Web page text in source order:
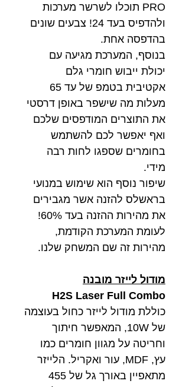
PRO תוכלו לשרשר מערכות
ולהדפיס בעד 24! צבעים שונים
בהדפסה אחת.
בנוסף, המערכת מגיעה עם
יכולת ייבוש חומרי גלם
אקטיבית בטמפ של עד 65
מעלות מה שישפר באופן דרסטי
את התוצרים המודפסים שלכם
ואף יאפשר לכם להשתמש
בחומרים שספגו לחות רבה
מידי.
שיפור נוסף הוא שימוש במנועי
בראשלס להזנה אשר מגבירים
את מהירות ההזנה בעד 60%!
לעומת המערכת הקודמת,
מהירות זה שם המשחק שלנו.
מודול לייזר מובנה​​​​​​​
H2S Laser Full Combo
כוללת מודול לייזר כחול בעוצמה
של 10W, המאפשר חיתוך
וחריטה על מגוון חומרים כמו
עץ, MDF, עור ואקריל. הלייזר
מתאפיין באורך גל של 455